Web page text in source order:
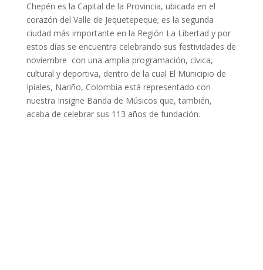
Chepén es la Capital de la Provincia, ubicada en el
corazón del Valle de Jequetepeque; es la segunda
ciudad más importante en la Región La Libertad y por
estos días se encuentra celebrando sus festividades de
noviembre con una amplia programación, cívica,
cultural y deportiva, dentro de la cual El Municipio de
Ipiales, Nariño, Colombia está representado con
nuestra Insigne Banda de Músicos que, también,
acaba de celebrar sus 113 años de fundación.